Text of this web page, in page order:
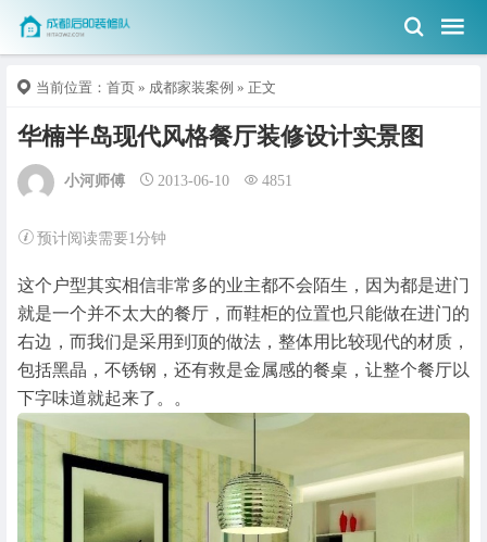
当前位置： 首页 » 成都家装案例 » 正文
华楠半岛现代风格餐厅装修设计实景图
小河师傅 2013-06-10 4851
预计阅读需要1分钟
这个户型其实相信非常多的业主都不会陌生，因为都是进门
就是一个并不太大的餐厅，而鞋柜的位置也只能做在进门的
右边，而我们是采用到顶的做法，整体用比较现代的材质，
包括黑晶，不锈钢，还有救是金属感的餐桌，让整个餐厅以
下字味道就起来了。。